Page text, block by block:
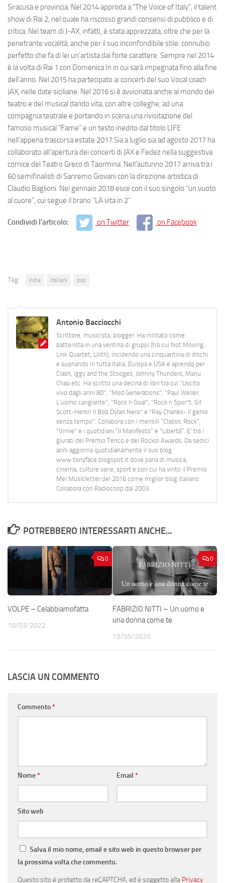
Siracusa e provincia. Nel 2014 approda a“The Voice of Italy”, il talent
show di Rai 2, nel quale ha riscosso grandi consensi di pubblico e di
critica. Nel team di J-AX, infatti, è stata apprezzata, oltre che per la
penetrante vocalità, anche per il suo inconfondibile stile: connubio
perfetto che fa di lei un’artista dal forte carattere. Sempre nel 2014
è la volta di Rai 1 con Domenica In in cui sarà impegnata fino alla fine
dell’anno. Nel 2015 ha partecipato ai concerti del suo Vocal coach
JAX, nelle date siciliane. Nel 2016 si è avvicinata anche al mondo del
teatro e del musical dando vita, con altre colleghe, ad una
compagnia teatrale e portando in scena una rivisitazione del
famoso musical “Fame”e un testo inedito dal titolo LIFE
nell’appena trascorsa estate 2017.Sia a luglio sia ad agosto 2017 ha
collaborato all’apertura dei concerti di JAX e Fedez nella suggestiva
cornice del Teatro Greco di Taormina. Nell’autunno 2017 arriva tra i
60 semifinalisti di Sanremo Giovani con la direzione artistica di
Claudio Baglioni. Nel gennaio 2018 esce con il suo singolo “un vuoto
al cuore”, cui segue il brano “LA vita in 2”
Condividi l'articolo: on Twitter on Facebook
Tag: indie italiani pop
Antonio Bacciocchi
Scrittore, musicista, blogger. Ha militato come
batterista in una ventina di gruppi (tra cui Not Moving,
Link Quartet, Lilith), incidendo una cinquantina di dischi
e suonando in tutta Italia, Europa e USA e aprendo per
Clash, Iggy and the Stooges, Johnny Thunders, Manu
Chao etc. Ha scritto una decina di libri tra cui "Uscito
vivo dagli anni 80", "Mod Generations", "Paul Weller,
L’uomo cangiante", "Rock n Goal", "Rock n Spor"t, Gil
Scott-Heron Il Bob Dylan Nero" e "Ray Charles- Il genio
senza tempo". Collabora con i mensili “Classic Rock”,
"Vinile" e i quotidiani “Il Manifesto” e “Libertà”. E' tra i
giurati del Premio Tenco e del Rockol Awards. Da sedici
anni aggiorna quotidianamente il suo blog
www.tonyface.blogspot.it dove parla di musica,
cinema, culture varie, sport e con cui ha vinto il Premio
Mei Musicletter del 2016 come miglior blog italiano.
Collabora con Radiocoop dal 2003.
POTREBBERO INTERESSARTI ANCHE...
0
VOLPE – Celabbiamofatta
10/03/2022
0
FABRIZIO NITTI – Un uomo e
una donna come te
15/05/2020
LASCIA UN COMMENTO
Commento*
Nome* Email *
Sito web
Salva il mio nome, email e sito web in questo browser per
la prossima volta che commento.
Questo sito è protetto da reCAPTCHA, ed è soggetto alla Privacy